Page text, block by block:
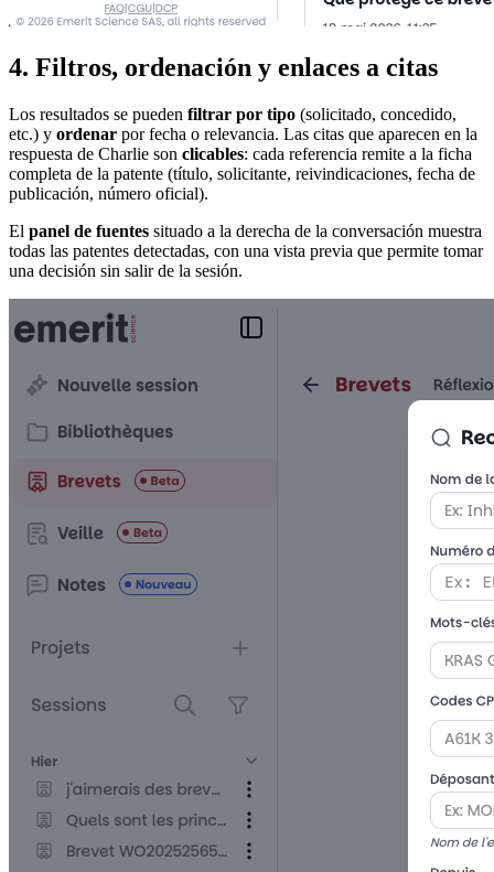
4. Filtros, ordenación y enlaces a citas
Los resultados se pueden filtrar por tipo (solicitado, concedido,
etc.) y ordenar por fecha o relevancia. Las citas que aparecen en la
respuesta de Charlie son clicables: cada referencia remite a la ficha
completa de la patente (título, solicitante, reivindicaciones, fecha de
publicación, número oficial).
El panel de fuentes situado a la derecha de la conversación muestra
todas las patentes detectadas, con una vista previa que permite tomar
una decisión sin salir de la sesión.